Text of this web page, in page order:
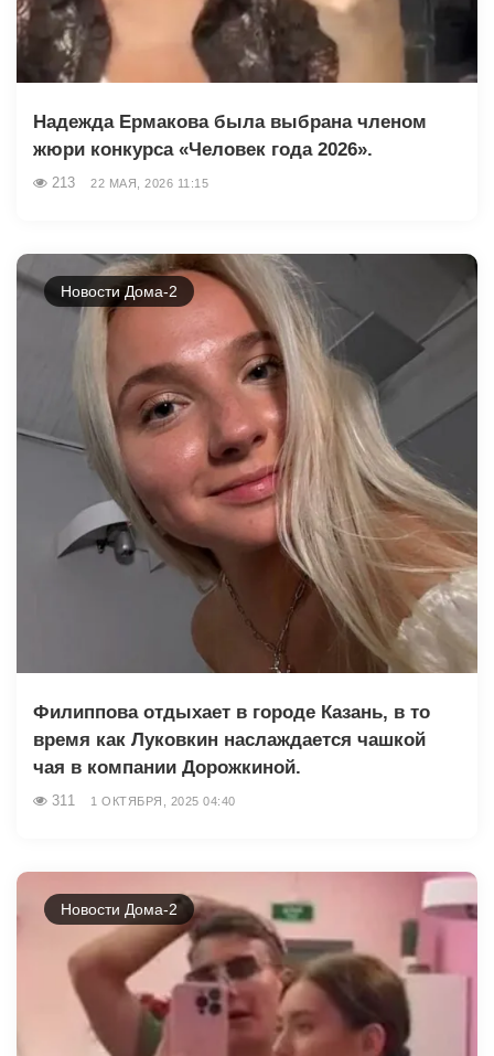
Надежда Ермакова была выбрана членом
жюри конкурса «Человек года 2026».
213 22 МАЯ, 2026 11:15
Новости Дома-2
Филиппова отдыхает в городе Казань, в то
время как Луковкин наслаждается чашкой
чая в компании Дорожкиной.
311 1 ОКТЯБРЯ, 2025 04:40
Новости Дома-2